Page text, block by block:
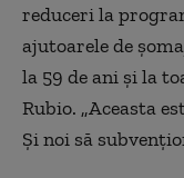
reduceri la
ajutoarele de
la 59 de ani şi la
Rubio. „Aceasta
Şi noi să